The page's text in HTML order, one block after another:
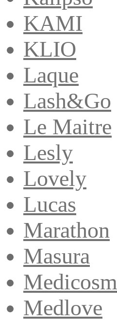
KAMI
KLIO
Laque
Lash&Go
Le Maitre
Lesly
Lovely
Lucas
Marathon
Masura
Medicosm
Medlove